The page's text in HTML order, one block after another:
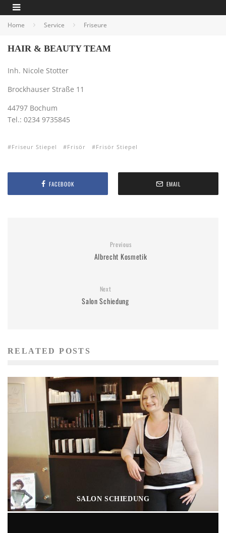
Home Service Friseure
HAIR & BEAUTY TEAM
Inh. Nicole Stotter
Brockhauser Straße 11
44797 Bochum
Tel.: 0234 9735845
Friseur Stiepel Frisör Frisör Stiepel
FACEBOOK EMAIL
Previous
Albrecht Kosmetik
Next
Salon Schiedung
RELATED POSTS
SALON SCHIEDUNG